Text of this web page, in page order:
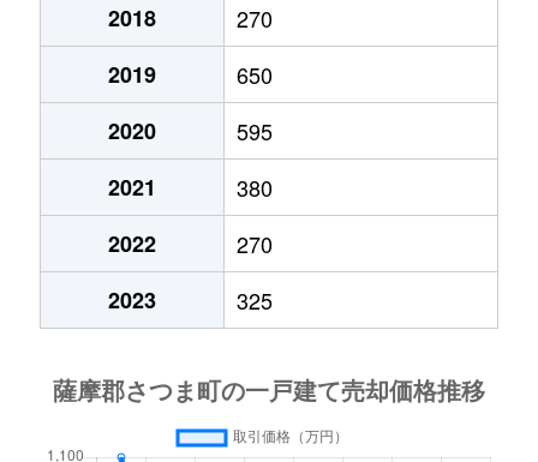
2018
270
2019
650
2020
595
2021
380
2022
270
2023
325